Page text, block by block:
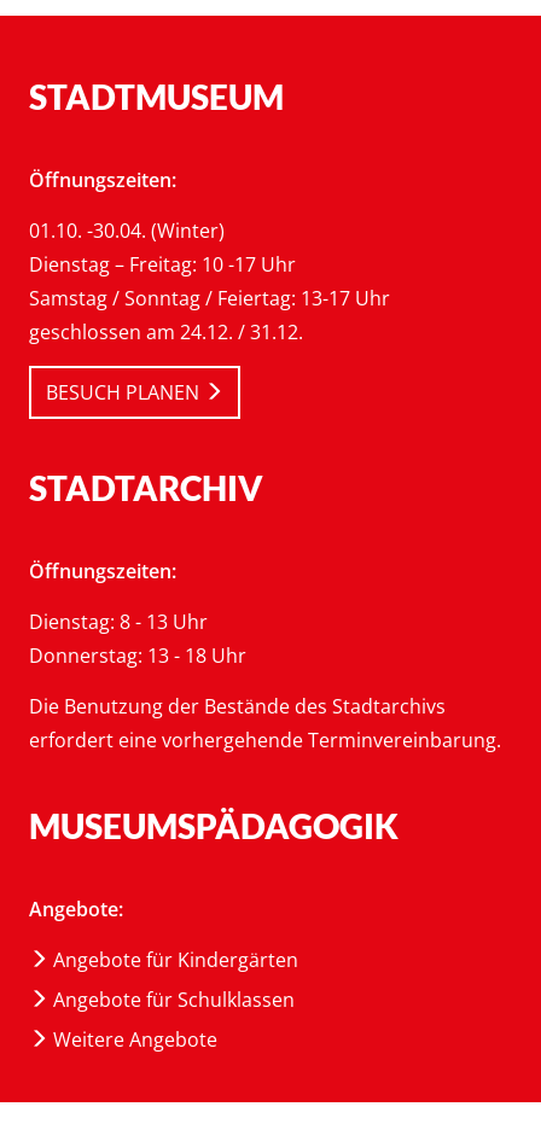
STADTMUSEUM
Öffnungszeiten:
01.10. -30.04. (Winter)
Dienstag – Freitag: 10 -17 Uhr
Samstag / Sonntag / Feiertag: 13-17 Uhr
geschlossen am 24.12. / 31.12.
BESUCH PLANEN
STADTARCHIV
Öffnungszeiten:
Dienstag: 8 - 13 Uhr
Donnerstag: 13 - 18 Uhr
Die Benutzung der Bestände des Stadtarchivs
erfordert eine vorhergehende Terminvereinbarung.
MUSEUMSPÄDAGOGIK
Angebote:
Angebote für Kindergärten
Angebote für Schulklassen
Weitere Angebote